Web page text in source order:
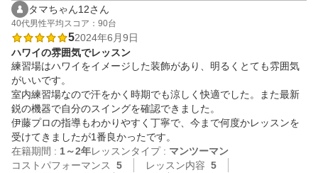
タマちゃん12さん
40代男性平均スコア：90台
52024年6月9日
ハワイの雰囲気でレッスン
練習場はハワイをイメージした装飾があり、明るくとても雰囲気
がいいです。
室内練習場なので汗をかく時期でも涼しく快適でした。また最新
鋭の機器で自分のスイングを確認できました。
伊藤プロの指導もわかりやすく丁寧で、今まで何度かレッスンを
受けてきましたが1番良かったです。
在籍期間 : 1～2年レッスンタイプ : マンツーマン
コストパフォーマンス
5 レッスン内容 5